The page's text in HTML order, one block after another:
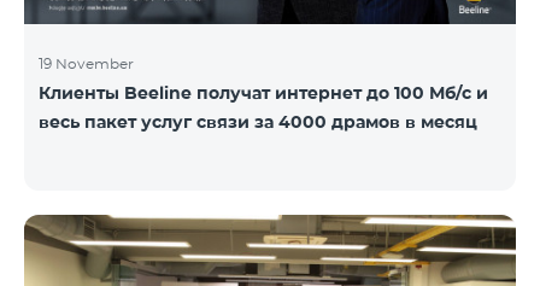
19 November
Клиенты Beeline получат интернет до 100 Мб/с и
весь пакет услуг связи за 4000 драмов в месяц